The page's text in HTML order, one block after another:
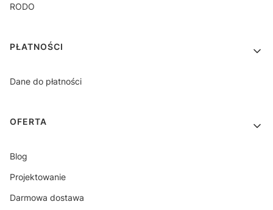
RODO
PŁATNOŚCI
Dane do płatności
OFERTA
Blog
Projektowanie
Darmowa dostawa